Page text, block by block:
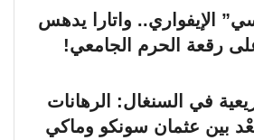
الإيفواري.. واتارا يدهس
رقعة الحرم الجامعي!
في السنغال: الرهانات
بين عثمان سونكو وماكي